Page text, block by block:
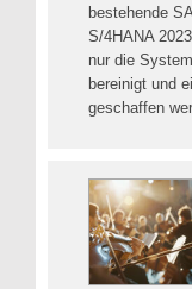
bestehende
S/4HANA
nur die
bereinigt und
geschaffen